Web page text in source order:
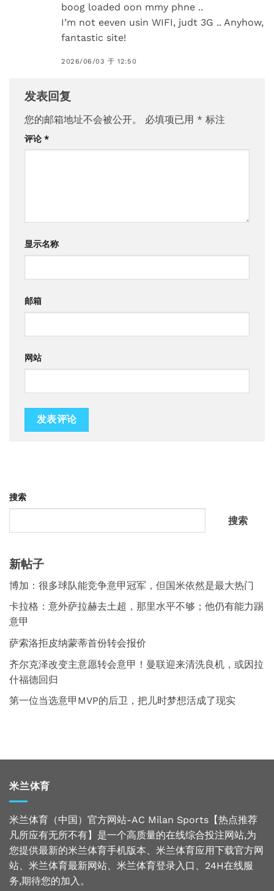
boog loaded oon mmy phne ..
I’m not eeven usin WIFI, judt 3G .. Anyhow,
fantastic site!
2026/06/03 于 12:50
发表回复
您的邮箱地址不会被公开。 必填项已用 * 标注
评论 *
显示名称
邮箱
网站
搜索
搜索
新帖子
博加：很多球队能竞争意甲冠军，但国米依然是最大热门
卡拉格：意外萨拉赫去土超，那里水平不够；他仍有能力踢
意甲
萨索洛拒皮纳蒙蒂首份转会报价
齐尔克泽改变主意愿转会意甲！曼联迎来清洗良机，或因拉
什福德回归
第一位当选意甲MVP的后卫，把儿时梦想活成了现实
米兰体育
米兰体育（中国）官方网站-AC Milan Sports【热点推荐
凡所应有无所不有】是一个高质量的在线综合投注网站,为
您提供最新的米兰体育手机版本、米兰体育应用下载官方网
站、米兰体育最新网站、米兰体育登录入口、24H在线服
务,期待您的加入。